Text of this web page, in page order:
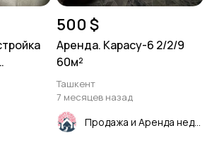
500 $
Аренда. Карасу-6 2/2/9
60м²
Ташкент
7 месяцев назад